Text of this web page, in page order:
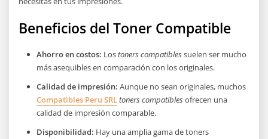
Beneficios del Toner Compatible
Ahorro en costos: Lostoners compatiblessuelen ser mucho
más asequibles en comparación con los originales.
Calidad de impresión: Aunque no sean originales, muchos
Compatibles Peru SRLtoners compatiblesofrecen una
calidad de impresión comparable.
Disponibilidad: Hay una amplia gama de toners